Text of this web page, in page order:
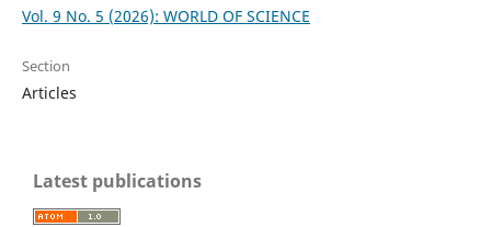
Vol. 9 No. 5 (2026): WORLD OF SCIENCE
Section
Articles
Latest publications